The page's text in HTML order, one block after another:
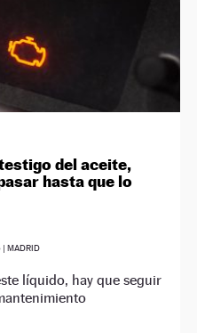
del aceite,
hasta que lo
| MADRID
líquido, hay que seguir